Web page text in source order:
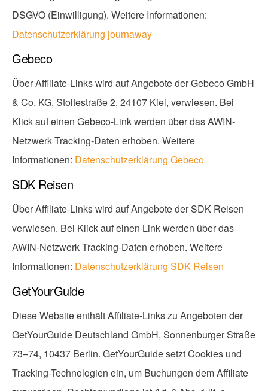
DSGVO (Einwilligung). Weitere Informationen:
Datenschutzerklärung journaway
Gebeco
Über Affiliate-Links wird auf Angebote der Gebeco GmbH
& Co. KG, Stoltestraße 2, 24107 Kiel, verwiesen. Bei
Klick auf einen Gebeco-Link werden über das AWIN-
Netzwerk Tracking-Daten erhoben. Weitere
Informationen: Datenschutzerklärung Gebeco
SDK Reisen
Über Affiliate-Links wird auf Angebote der SDK Reisen
verwiesen. Bei Klick auf einen Link werden über das
AWIN-Netzwerk Tracking-Daten erhoben. Weitere
Informationen: Datenschutzerklärung SDK Reisen
GetYourGuide
Diese Website enthält Affiliate-Links zu Angeboten der
GetYourGuide Deutschland GmbH, Sonnenburger Straße
73–74, 10437 Berlin. GetYourGuide setzt Cookies und
Tracking-Technologien ein, um Buchungen dem Affiliate